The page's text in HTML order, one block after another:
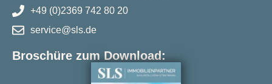
+49 (0)2369 742 80 20
service@sls.de
Broschüre zum Download: